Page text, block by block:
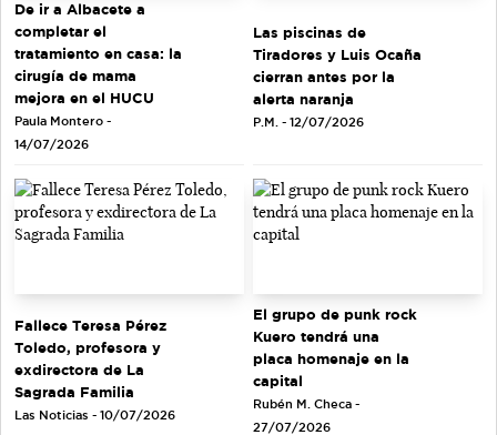
De ir a Albacete a
completar el
tratamiento en casa: la
cirugía de mama
mejora en el HUCU
Paula Montero -
14/07/2026
Las piscinas de
Tiradores y Luis Ocaña
cierran antes por la
alerta naranja
P.M. - 12/07/2026
Fallece Teresa Pérez
Toledo, profesora y
exdirectora de La
Sagrada Familia
Las Noticias - 10/07/2026
El grupo de punk rock
Kuero tendrá una
placa homenaje en la
capital
Rubén M. Checa -
27/07/2026